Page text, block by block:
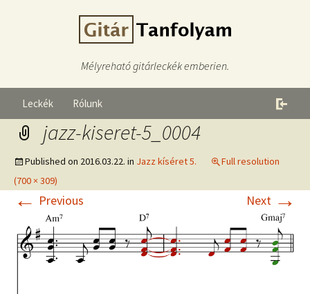
Mélyreható gitárleckék emberien.
Leckék Rólunk
jazz-kiseret-5_0004
Published on 2016.03.22. in Jazz kíséret 5.
Full resolution
(700 × 309)
← Previous Next →